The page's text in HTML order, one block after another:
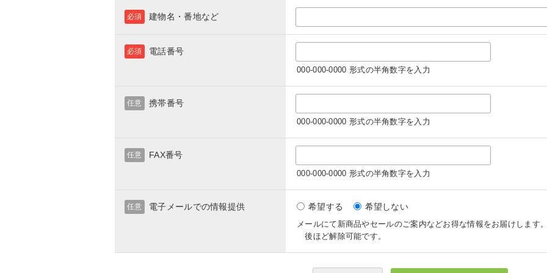
建物名・番地など
必須
電話番号
必須
000-000-0000 形式の半角数字を入力
携帯番号
任意
000-000-0000 形式の半角数字を入力
FAX番号
任意
000-000-0000 形式の半角数字を入力
電子メールでの情報提供
任意 希望する 希望しない
メールにて新商品やセールのご案内などお得な情報をお届けします
後ほど解除可能です。